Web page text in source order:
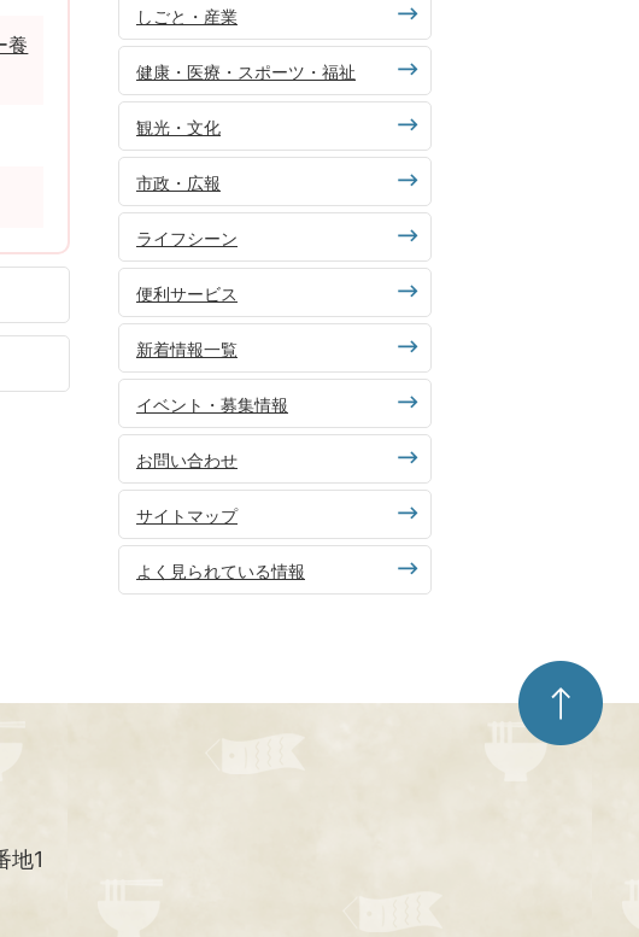
養
しごと・産業
健康・医療・スポーツ・福祉
観光・文化
市政・広報
ライフシーン
便利サービス
新着情報一覧
イベント・募集情報
お問い合わせ
サイトマップ
よく見られている情報
ペ
ー
ジ
地1